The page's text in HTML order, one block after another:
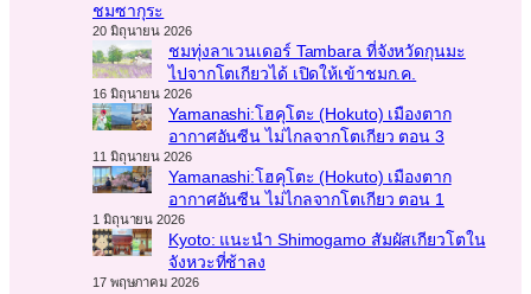
ชมซากุระ
20 มิถุนายน 2026
ชมทุ่งลาเวนเดอร์ Tambara ที่จังหวัดกุนมะ
ไปจากโตเกียวได้ เปิดให้เข้าชมก.ค.
16 มิถุนายน 2026
Yamanashi:โฮคุโตะ (Hokuto) เมืองตาก
อากาศอันซีน ไม่ไกลจากโตเกียว ตอน 3
11 มิถุนายน 2026
Yamanashi:โฮคุโตะ (Hokuto) เมืองตาก
อากาศอันซีน ไม่ไกลจากโตเกียว ตอน 1
1 มิถุนายน 2026
Kyoto: แนะนำ Shimogamo สัมผัสเกียวโตใน
จังหวะที่ช้าลง
17 พฤษภาคม 2026